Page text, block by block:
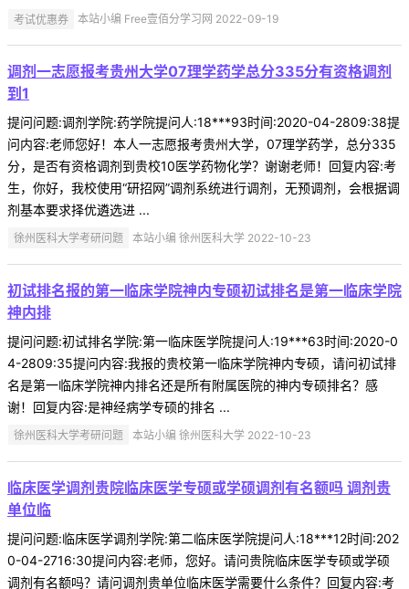
考试优惠券 本站小编 Free壹佰分学习网 2022-09-19
调剂一志愿报考贵州大学07理学药学总分335分有资格调剂
到1
提问问题:调剂学院:药学院提问人:18***93时间:2020-04-2809:38提
问内容:老师您好！本人一志愿报考贵州大学，07理学药学，总分335
分，是否有资格调剂到贵校10医学药物化学？谢谢老师！回复内容:考
生，你好，我校使用“研招网”调剂系统进行调剂，无预调剂，会根据调
剂基本要求择优遴选进 ...
徐州医科大学考研问题 本站小编 徐州医科大学 2022-10-23
初试排名报的第一临床学院神内专硕初试排名是第一临床学院
神内排
提问问题:初试排名学院:第一临床医学院提问人:19***63时间:2020-0
4-2809:35提问内容:我报的贵校第一临床学院神内专硕，请问初试排
名是第一临床学院神内排名还是所有附属医院的神内专硕排名？感
谢！回复内容:是神经病学专硕的排名 ...
徐州医科大学考研问题 本站小编 徐州医科大学 2022-10-23
临床医学调剂贵院临床医学专硕或学硕调剂有名额吗 调剂贵
单位临
提问问题:临床医学调剂学院:第二临床医学院提问人:18***12时间:202
0-04-2716:30提问内容:老师，您好。请问贵院临床医学专硕或学硕
调剂有名额吗？请问调剂贵单位临床医学需要什么条件？回复内容:考